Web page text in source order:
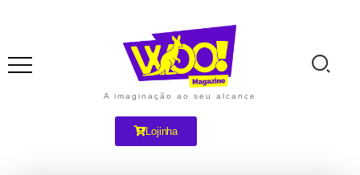
A imaginação ao seu alcance
Lojinha